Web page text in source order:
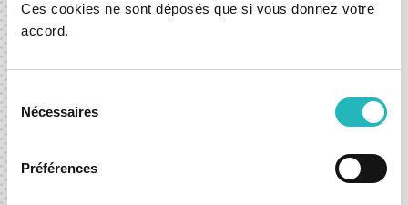
Ces cookies ne sont déposés que si vous donnez votre
accord.
Nécessaires
Préférences
Os Pacotes de Horas variam entre 40h e 640h,
enquanto subscreve serviços de excelência
horas adequada, com tarifa reduzida, e utilize-as